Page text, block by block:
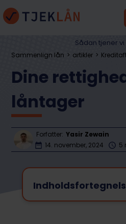
Sådan tjener
Sammenlign lån artikler
Dine
låntager
Forfatter: Yasir Zewain
14. november, 2024
5